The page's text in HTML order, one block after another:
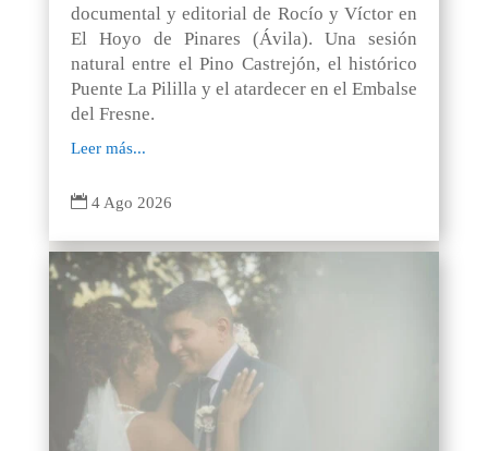
documental y editorial de Rocío y Víctor en
El Hoyo de Pinares (Ávila). Una sesión
natural entre el Pino Castrejón, el histórico
Puente La Pililla y el atardecer en el Embalse
del Fresne.
Leer más...
 4 Ago 2026